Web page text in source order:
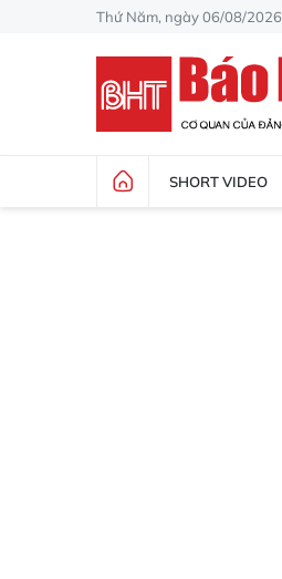
Thứ Năm, ngày 06/08/2026
SHORT VIDEO